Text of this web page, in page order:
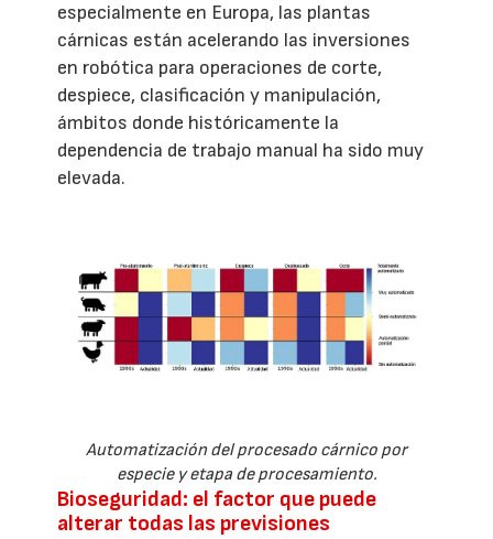
especialmente en Europa, las plantas
cárnicas están acelerando las inversiones
en robótica para operaciones de corte,
despiece, clasificación y manipulación,
ámbitos donde históricamente la
dependencia de trabajo manual ha sido muy
elevada.
Automatización del procesado cárnico por
especie y etapa de procesamiento.
Bioseguridad: el factor que puede
alterar todas las previsiones